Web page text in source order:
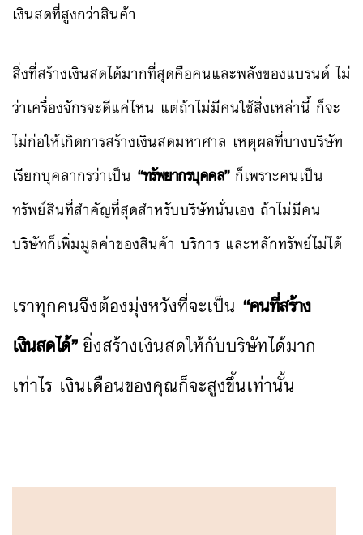
เงินสดที่สูงกว่าสินค้า
สิ่งที่สร้างเงินสดได้มากที่สุดคือคนและพลังของแบรนด์ ไม่
ว่าเครื่องจักรจะดีแค่ไหน แต่ถ้าไม่มีคนใช้สิ่งเหล่านี้ ก็จะ
ไม่ก่อให้เกิดการสร้างเงินสดมหาศาล เหตุผลที่บางบริษัท
เรียกบุคลากรว่าเป็น “ทรัพยากรบุคคล”ก็เพราะคนเป็น
ทรัพย์สินที่สำคัญที่สุดสำหรับบริษัทนั่นเอง ถ้าไม่มีคน
บริษัทก็เพิ่มมูลค่าของสินค้า บริการ และหลักทรัพย์ไม่ได้
เราทุกคนจึงต้องมุ่งหวังที่จะเป็น “คนที่สร้าง
เงินสดได้”ยิ่งสร้างเงินสดให้กับบริษัทได้มาก
เท่าไร เงินเดือนของคุณก็จะสูงขึ้นเท่านั้น